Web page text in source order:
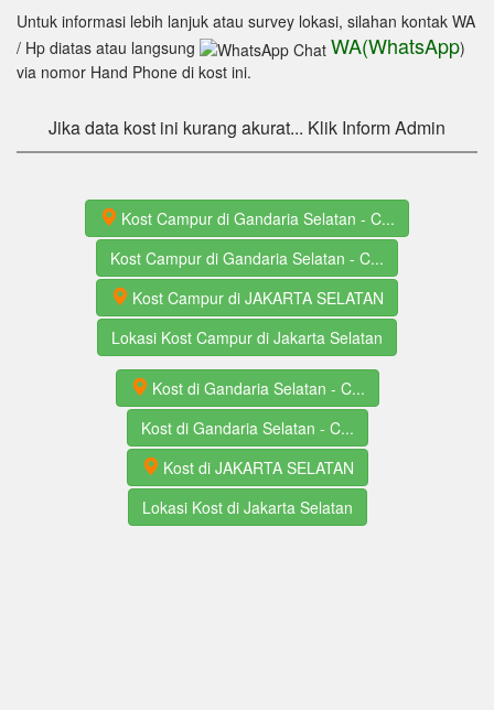
Untuk informasi lebih lanjuk atau survey lokasi, silahan kontak WA
/ Hp diatas atau langsung
WA(WhatsApp)
via nomor Hand Phone di kost ini.
Jika data kost ini kurang akurat... Klik Inform Admin
Kost Campur di Gandaria Selatan - C...
Kost Campur di Gandaria Selatan - C...
Kost Campur di JAKARTA SELATAN
Lokasi Kost Campur di Jakarta Selatan
Kost di Gandaria Selatan - C...
Kost di Gandaria Selatan - C...
Kost di JAKARTA SELATAN
Lokasi Kost di Jakarta Selatan